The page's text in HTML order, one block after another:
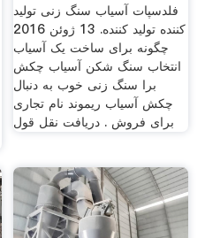
فلدسپات آسیاب سنگ زنی تولید
کننده تولید کننده. 13 ژوئن 2016
چگونه برای ساخت یک آسیاب
انتخاب سنگ شکن آسیاب چکش
برا سنگ زنی خوب به دنبال
چکش آسیاب ریموند نام تجاری
برای فروش . دریافت نقل قول